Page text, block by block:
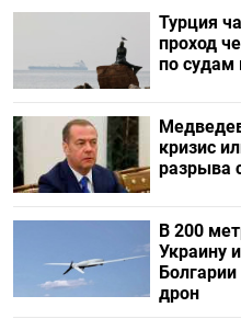
Турция
проход
по судам
кризис
разрыва
В 200
Украину
дрон